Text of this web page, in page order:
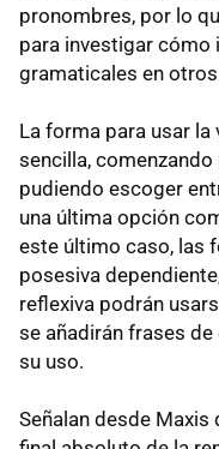
pronombres, por lo
para investigar cómo
gramaticales en
La forma para usar
sencilla,
pudiendo escoger
una última opción
este último caso, las
posesiva
reflexiva podrán
se añadirán frases
su uso.
Señalan desde Maxis